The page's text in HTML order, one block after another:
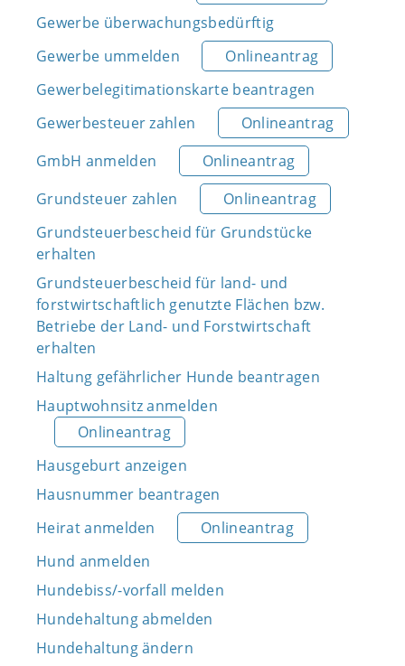
Gewerbe überwachungsbedürftig
Gewerbe ummelden
Onlineantrag
Gewerbelegitimationskarte beantragen
Gewerbesteuer zahlen
Onlineantrag
GmbH anmelden
Onlineantrag
Grundsteuer zahlen
Onlineantrag
Grundsteuerbescheid für Grundstücke
erhalten
Grundsteuerbescheid für land- und
forstwirtschaftlich genutzte Flächen bzw.
Betriebe der Land- und Forstwirtschaft
erhalten
Haltung gefährlicher Hunde beantragen
Hauptwohnsitz anmelden
Onlineantrag
Hausgeburt anzeigen
Hausnummer beantragen
Heirat anmelden
Onlineantrag
Hund anmelden
Hundebiss/-vorfall melden
Hundehaltung abmelden
Hundehaltung ändern